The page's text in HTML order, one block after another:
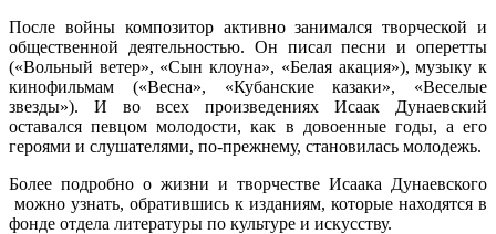
После войны композитор активно занимался творческой и
общественной деятельностью. Он писал песни и оперетты
(«Вольный ветер», «Сын клоуна», «Белая акация»), музыку к
кинофильмам («Весна», «Кубанские казаки», «Веселые
звезды»). И во всех произведениях Исаак Дунаевский
оставался певцом молодости, как в довоенные годы, а его
героями и слушателями, по-прежнему, становилась молодежь.
Более подробно о жизни и творчестве Исаака Дунаевского
можно узнать, обратившись к изданиям, которые находятся в
фонде отдела литературы по культуре и искусству.